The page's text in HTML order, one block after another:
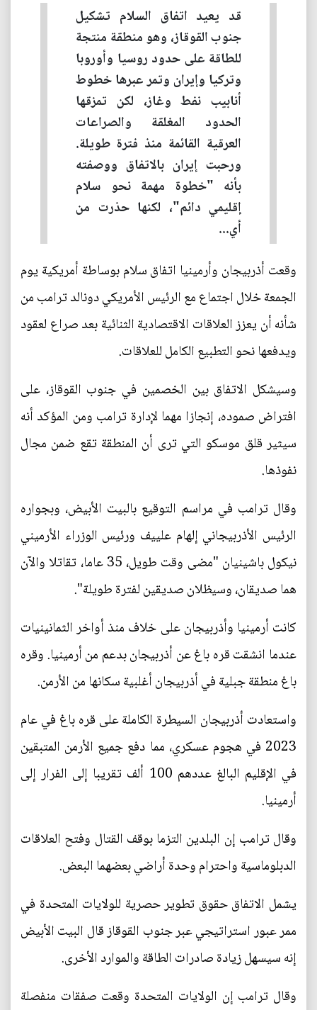
قد يعيد اتفاق السلام تشكيل
جنوب القوقاز، وهو منطقة منتجة
للطاقة على حدود روسيا وأوروبا
وتركيا وإيران وتمر عبرها خطوط
أنابيب نفط وغاز، لكن تمزقها
الحدود المغلقة والصراعات
العرقية القائمة منذ فترة طويلة.
ورحبت إيران بالاتفاق ووصفته
بأنه "خطوة مهمة نحو سلام
إقليمي دائم"، لكنها حذرت من
أي...
وقعت أذربيجان وأرمينيا اتفاق سلام بوساطة أمريكية يوم
الجمعة خلال اجتماع مع الرئيس الأمريكي دونالد ترامب من
شأنه أن يعزز العلاقات الاقتصادية الثنائية بعد صراع لعقود
ويدفعها نحو التطبيع الكامل للعلاقات.
وسيشكل الاتفاق بين الخصمين في جنوب القوقاز، على
افتراض صموده، إنجازا مهما لإدارة ترامب ومن المؤكد أنه
سيثير قلق موسكو التي ترى أن المنطقة تقع ضمن مجال
نفوذها.
وقال ترامب في مراسم التوقيع بالبيت الأبيض، وبجواره
الرئيس الأذربيجاني إلهام علييف ورئيس الوزراء الأرميني
نيكول باشينيان "مضى وقت طويل، 35 عاما، تقاتلا والآن
هما صديقان، وسيظلان صديقين لفترة طويلة".
كانت أرمينيا وأذربيجان على خلاف منذ أواخر الثمانينيات
عندما انشقت قره باغ عن أذربيجان بدعم من أرمينيا. وقره
باغ منطقة جبلية في أذربيجان أغلبية سكانها من الأرمن.
واستعادت أذربيجان السيطرة الكاملة على قره باغ في عام
2023 في هجوم عسكري، مما دفع جميع الأرمن المتبقين
في الإقليم البالغ عددهم 100 ألف تقريبا إلى الفرار إلى
أرمينيا.
وقال ترامب إن البلدين التزما بوقف القتال وفتح العلاقات
الدبلوماسية واحترام وحدة أراضي بعضهما البعض.
يشمل الاتفاق حقوق تطوير حصرية للولايات المتحدة في
ممر عبور استراتيجي عبر جنوب القوقاز قال البيت الأبيض
إنه سيسهل زيادة صادرات الطاقة والموارد الأخرى.
وقال ترامب إن الولايات المتحدة وقعت صفقات منفصلة